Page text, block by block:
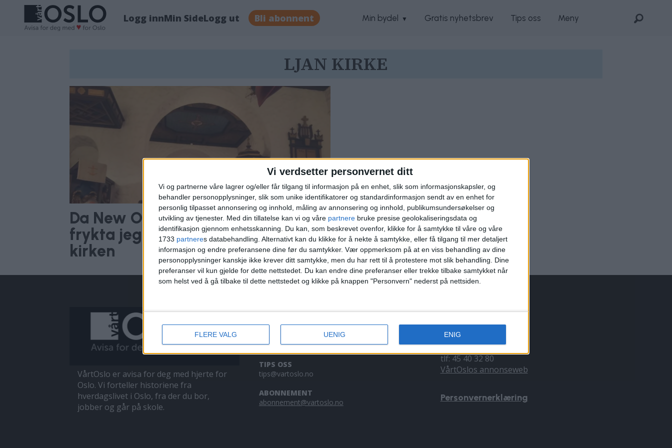
Vi verdsetter personvernet ditt
Vi og partnerne våre lagrer og/eller får tilgang til informasjon på en enhet, slik som informasjonskapsler, og
behandler personopplysninger, slik som unike identifikatorer og standardinformasjon sendt av en enhet for
personlig tilpasset annonsering og innhold, måling av annonsering og innhold, publikumsundersøkelser og
utvikling av tjenester. Med din tillatelse kan vi og våre partnere bruke presise geolokaliseringsdata og
identifikasjon gjennom enhetsskanning. Du kan, som beskrevet ovenfor, klikke for å samtykke til våre og våre
1733 partneres databehandling. Alternativt kan du klikke for å nekte å samtykke, eller få tilgang til mer detaljert
informasjon og endre preferansene dine før du samtykker. Vær oppmerksom på at en viss behandling av dine
personopplysninger kanskje ikke krever ditt samtykke, men du har rett til å protestere mot slik behandling. Dine
preferanser vil kun gjelde for dette nettstedet. Du kan endre dine preferanser eller trekke tilbake samtykket når
som helst ved å gå tilbake til dette nettstedet og klikke på knappen "Personvern" nederst på nettsiden.
FLERE VALG UENIG ENIG
Logg innMin SideLogg ut Bli abonnent Min bydel Gratis nyhetsbrev Tips oss Meny
LJAN KIRKE
Da New Orleans kom til Ljan kirke,
frykta jeg at taket ville blåse av
kirken
VårtOslo er avisa for deg med hjerte for
Oslo. Vi forteller historiene fra
hverdagslivet i Oslo, fra der du bor,
jobber og går på skole.
KONTAKT OSS
Redaktør, Vegard Velle
redaktor@vartoslo.no,tlf: 93 25 68 32
TIPS OSS
tips@vartoslo.no
ABONNEMENT
abonnement@vartoslo.no
ANNONSERING
Vil du annonsere?
annonse@vartoslo.no
tlf: 45 40 32 80
VårtOslos annonseweb
Personvernerklæring